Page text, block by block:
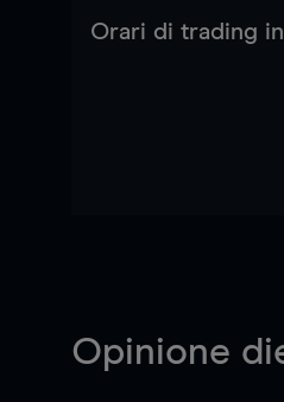
Orari di trading
Opinione